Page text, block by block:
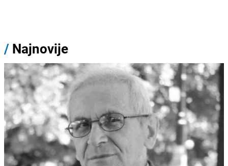
/ Najnovije